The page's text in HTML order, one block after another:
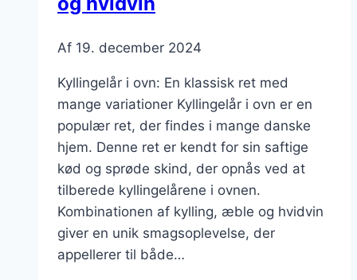
Af 19. december 2024
Kyllingelår i ovn: En klassisk ret med
mange variationer Kyllingelår i ovn er en
populær ret, der findes i mange danske
hjem. Denne ret er kendt for sin saftige
kød og sprøde skind, der opnås ved at
tilberede kyllingelårene i ovnen.
Kombinationen af kylling, æble og hvidvin
giver en unik smagsoplevelse, der
appellerer til både…